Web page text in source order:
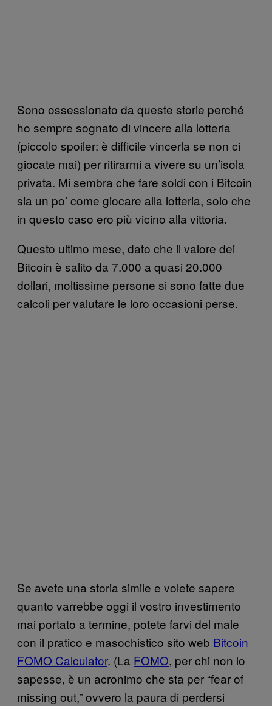
Sono ossessionato da queste storie perché
ho sempre sognato di vincere alla lotteria
(piccolo spoiler: è difficile vincerla se non ci
giocate mai) per ritirarmi a vivere su un’isola
privata. Mi sembra che fare soldi con i Bitcoin
sia un po’ come giocare alla lotteria, solo che
in questo caso ero più vicino alla vittoria.
Questo ultimo mese, dato che il valore dei
Bitcoin è salito da 7.000 a quasi 20.000
dollari, moltissime persone si sono fatte due
calcoli per valutare le loro occasioni perse.
Se avete una storia simile e volete sapere
quanto varrebbe oggi il vostro investimento
mai portato a termine, potete farvi del male
con il pratico e masochistico sito web Bitcoin
FOMO Calculator. (La FOMO, per chi non lo
sapesse, è un acronimo che sta per “fear of
missing out,” ovvero la paura di perdersi